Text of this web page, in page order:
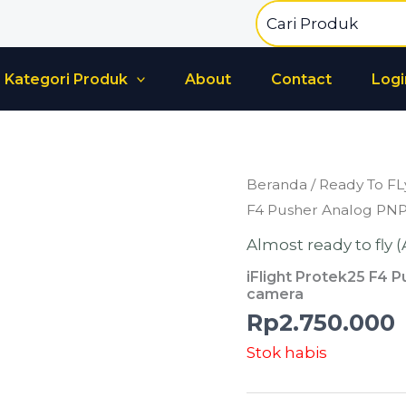
Search
for:
Kategori Produk About Contact
Beranda / Ready To
F4 Pusher Analog
Almost ready to fly
iFlight Protek25 F4
camera
Rp2.750.000
Stok habis